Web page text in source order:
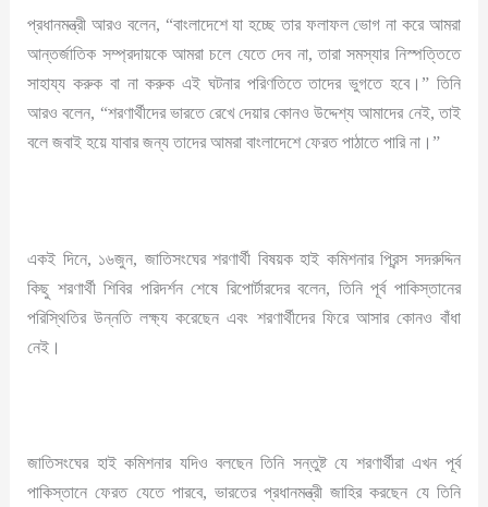
প্রধানমন্ত্রী আরও বলেন, “বাংলাদেশে যা হচ্ছে তার ফলাফল ভোগ না করে আমরা
আন্তর্জাতিক সম্প্রদায়কে আমরা চলে যেতে দেব না, তারা সমস্যার নিস্পত্তিতে
সাহায্য করুক বা না করুক এই ঘটনার পরিণতিতে তাদের ভুগতে হবে।” তিনি
আরও বলেন, “শরণার্থীদের ভারতে রেখে দেয়ার কোনও উদ্দেশ্য আমাদের নেই, তাই
বলে জবাই হয়ে যাবার জন্য তাদের আমরা বাংলাদেশে ফেরত পাঠাতে পারি না।”
একই দিনে, ১৬জুন, জাতিসংঘের শরণার্থী বিষয়ক হাই কমিশনার প্রিন্স সদরুদ্দিন
কিছু শরণার্থী শিবির পরিদর্শন শেষে রিপোর্টারদের বলেন, তিনি পূর্ব পাকিস্তানের
পরিস্থিতির উন্নতি লক্ষ্য করেছেন এবং শরণার্থীদের ফিরে আসার কোনও বাঁধা
নেই।
জাতিসংঘের হাই কমিশনার যদিও বলছেন তিনি সন্তুষ্ট যে শরণার্থীরা এখন পূর্ব
পাকিস্তানে ফেরত যেতে পারবে, ভারতের প্রধানমন্ত্রী জাহির করছেন যে তিনি